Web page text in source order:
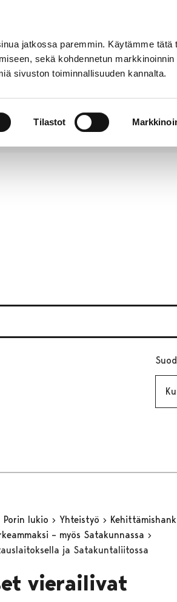
jatkossa paremmin. Käytämme tätä
sekä kohdennetun markkinoinnin
sivuston toiminnallisuuden kannalta.
Tilastot
Porin lukio Yhteistyö
– myös Satakunnassa
ja Satakuntaliitossa
vierailivat